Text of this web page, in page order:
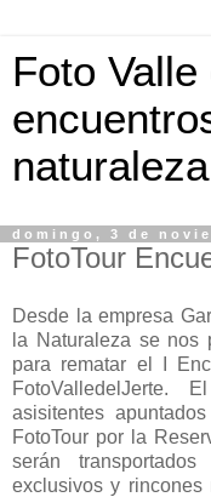
Foto
naturaleza
domingo, 3 de
FotoTour
Desde la empresa
la Naturaleza se nos
para rematar el I
asisitentes
FotoTour por la
serán
exclusivos y rincones